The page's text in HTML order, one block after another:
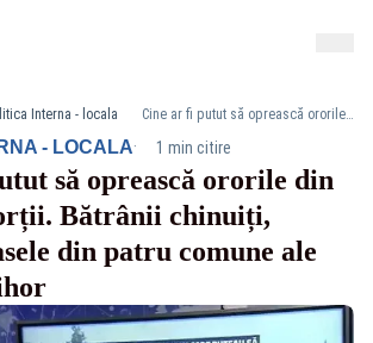
Interna - locala Cine ar fi putut să oprească ororile din Lagărul Morții. Bătrânii chinuiți, plasați în casele din patru comune ale județului Bihor
- LOCALA· 1 min citire
să oprească ororile din
Bătrânii chinuiți,
din patru comune ale